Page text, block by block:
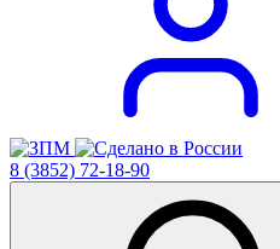
8 (3852) 72-18-90